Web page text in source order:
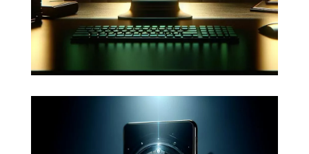
WordPress.